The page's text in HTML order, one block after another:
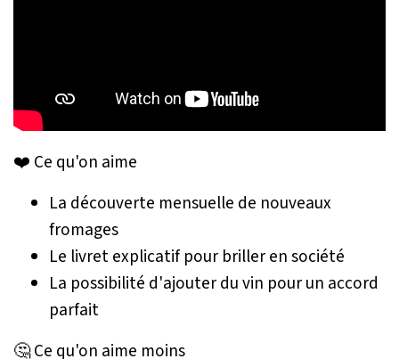
❤️ Ce qu'on aime
La découverte mensuelle de nouveaux
fromages
Le livret explicatif pour briller en société
La possibilité d'ajouter du vin pour un accord
parfait
🤔 Ce qu'on aime moins